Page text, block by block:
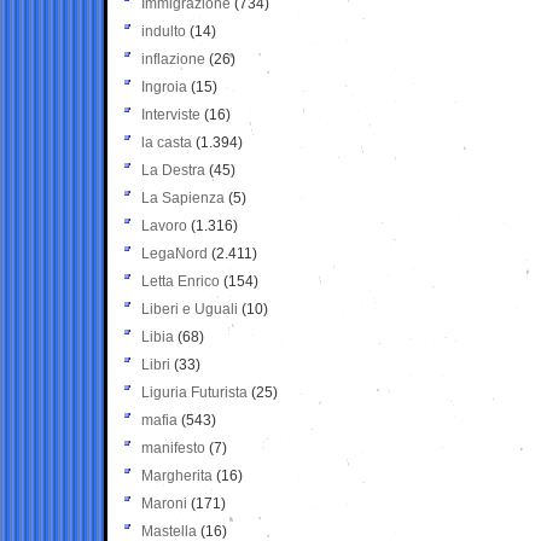
Immigrazione (734)
indulto (14)
inflazione (26)
Ingroia (15)
Interviste (16)
la casta (1.394)
La Destra (45)
La Sapienza (5)
Lavoro (1.316)
LegaNord (2.411)
Letta Enrico (154)
Liberi e Uguali (10)
Libia (68)
Libri (33)
Liguria Futurista (25)
mafia (543)
manifesto (7)
Margherita (16)
Maroni (171)
Mastella (16)